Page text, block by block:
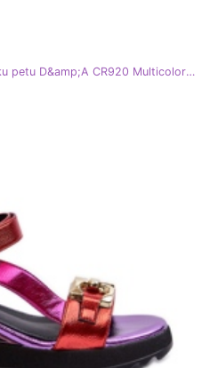
S.Barski Ženske sandale na visoku petu D&amp;A CR920 Multicolor ljubičasta